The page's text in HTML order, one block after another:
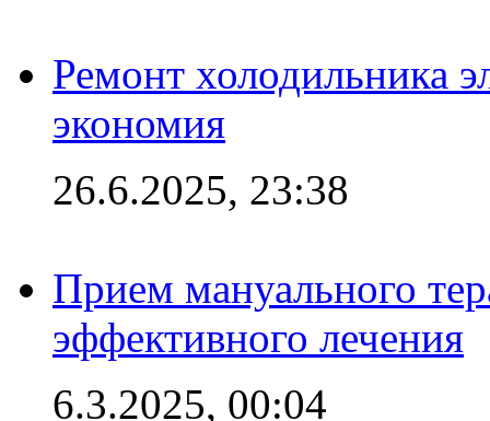
Ремонт холодильника
экономия
26.6.2025, 23:38
Прием мануального
эффективного лечения
6.3.2025, 00:04